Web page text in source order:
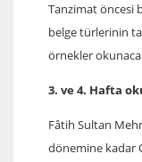
Tanzimat öncesi
belge türlerinin
örnekler
3. ve 4. Hafta
Fâtih Sultan
dönemine kadar